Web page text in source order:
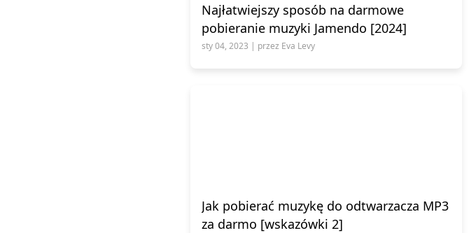
Najłatwiejszy sposób na darmowe
pobieranie muzyki Jamendo [2024]
sty 04, 2023 | przez Eva Levy
Jak pobierać muzykę do odtwarzacza MP3
za darmo [wskazówki 2]